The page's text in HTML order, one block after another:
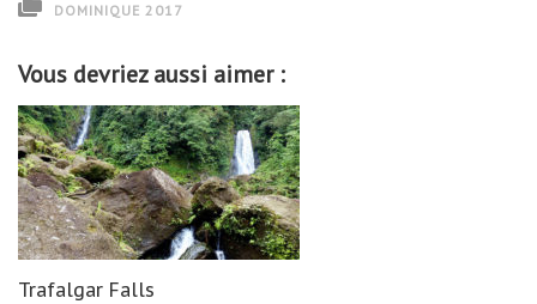
DOMINIQUE 2017
Vous devriez aussi aimer :
Trafalgar Falls